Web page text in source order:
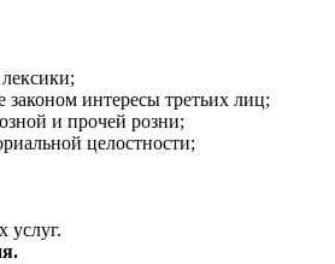
интересы третьих лиц;
и прочей розни;
целостности;
услуг.